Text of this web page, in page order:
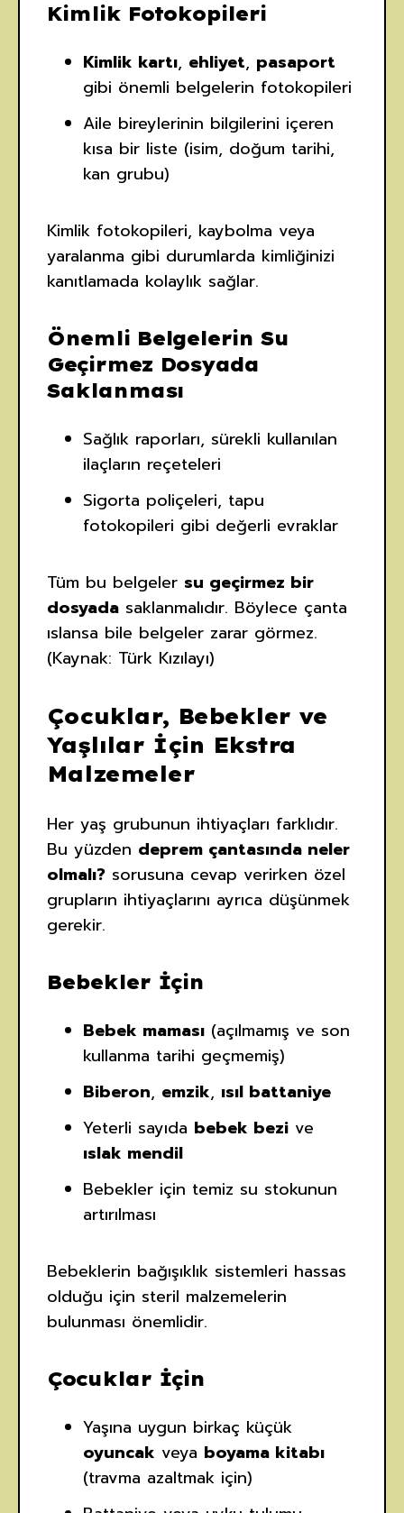
Kimlik Fotokopileri
Kimlik kartı, ehliyet, pasaport
gibi önemli belgelerin fotokopileri
Aile bireylerinin bilgilerini içeren
kısa bir liste (isim, doğum tarihi,
kan grubu)
Kimlik fotokopileri, kaybolma veya
yaralanma gibi durumlarda kimliğinizi
kanıtlamada kolaylık sağlar.
Önemli Belgelerin Su
Geçirmez Dosyada
Saklanması
Sağlık raporları, sürekli kullanılan
ilaçların reçeteleri
Sigorta poliçeleri, tapu
fotokopileri gibi değerli evraklar
Tüm bu belgeler su geçirmez bir
dosyada saklanmalıdır. Böylece çanta
ıslansa bile belgeler zarar görmez.
(Kaynak: Türk Kızılayı)
Çocuklar, Bebekler ve
Yaşlılar İçin Ekstra
Malzemeler
Her yaş grubunun ihtiyaçları farklıdır.
Bu yüzden deprem çantasında neler
olmalı? sorusuna cevap verirken özel
grupların ihtiyaçlarını ayrıca düşünmek
gerekir.
Bebekler İçin
Bebek maması (açılmamış ve son
kullanma tarihi geçmemiş)
Biberon, emzik, ısıl battaniye
Yeterli sayıda bebek bezi ve
ıslak mendil
Bebekler için temiz su stokunun
artırılması
Bebeklerin bağışıklık sistemleri hassas
olduğu için steril malzemelerin
bulunması önemlidir.
Çocuklar İçin
Yaşına uygun birkaç küçük
oyuncak veya boyama kitabı
(travma azaltmak için)